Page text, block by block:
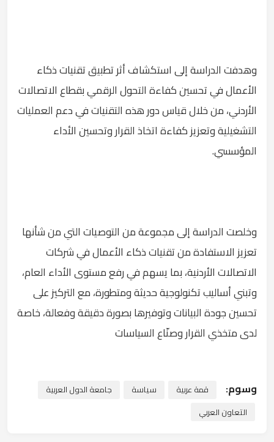
وهدفت الدراسة إلى استكشاف أثر تطبيق تقنيات ذكاء
الأعمال في تحسين كفاءة التحول الرقمي بقطاع الاتصالات
الأردني، من خلال قياس دور هذه التقنيات في دعم العمليات
التشغيلية وتعزيز كفاءة اتخاذ القرار وتحسين الأداء
المؤسسي.
وخلصت الدراسة إلى مجموعة من التوصيات التي من شأنها
تعزيز الاستفادة من تقنيات ذكاء الأعمال في شركات
الاتصالات الأردنية، بما يسهم في رفع مستوى الأداء العام،
وتبني أساليب تكنولوجية حديثة ومتطورة، مع التركيز على
تحسين جودة البيانات وتوفيرها بصورة دقيقة وفعالة، خاصة
لدى متخذي القرار وصنّاع السياسات
وسوم: قمة عربية سياسة
جامعة الدول العربية
التعاون العربي